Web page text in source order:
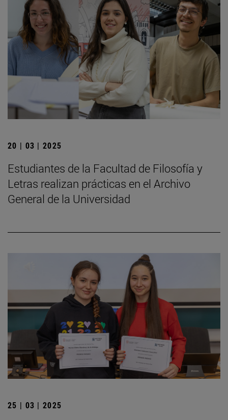
20 | 03 | 2025
Estudiantes de la Facultad de Filosofía y
Letras realizan prácticas en el Archivo
General de la Universidad
25 | 03 | 2025